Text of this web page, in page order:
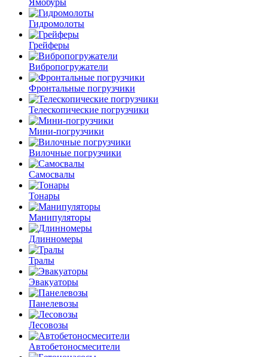
Ямобуры
Гидромолоты
Грейферы
Вибро­погружатели
Фронтальные погрузчики
Телескопические погрузчики
Мини-погрузчики
Вилочные погрузчики
Самосвалы
Тонары
Манипуляторы
Длинномеры
Тралы
Эвакуаторы
Панелевозы
Лесовозы
Автобетоно­смесители